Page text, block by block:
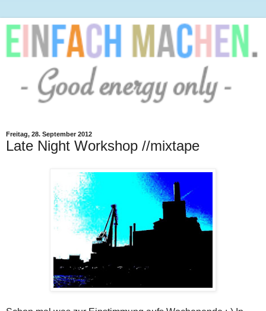
Freitag, 28. September 2012
Late Night Workshop //mixtape